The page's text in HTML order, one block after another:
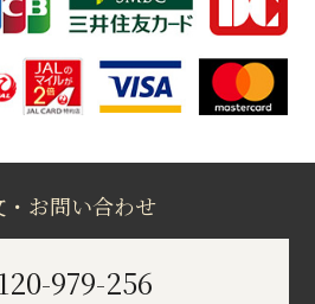
・お問い合わせ
979-256